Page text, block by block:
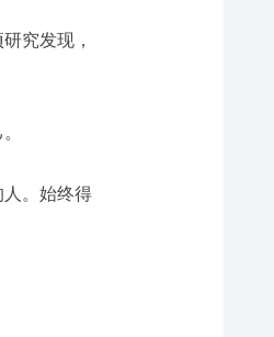
究发现，
。始终得